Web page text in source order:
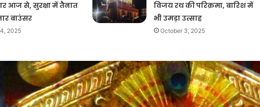
आज से, सुरक्षा में तैनात
बाउंसर
2025
विजय रथ की परिक्रमा, बारिश में
भी उमड़ा उत्साह
October 3, 2025